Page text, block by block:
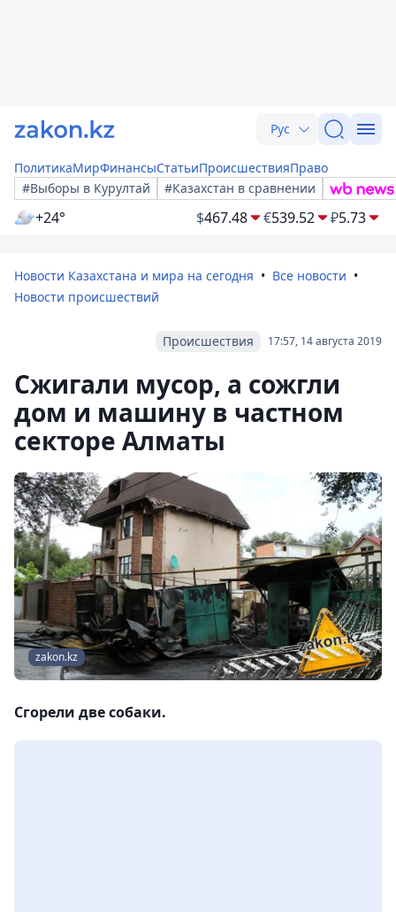
Рус
ПолитикаМирФинансыСтатьиПроисшествияПраво
#Выборы в Курултай
#Казахстан в сравнении
+24° $467.48 €539.52 ₽5.73
Новости Казахстана и мира на сегодня
Все новости
Новости происшествий
17:57, 14 августа 2019
Происшествия
Сжигали мусор, а сожгли
дом и машину в частном
секторе Алматы
zakon.kz
Сгорели две собаки.